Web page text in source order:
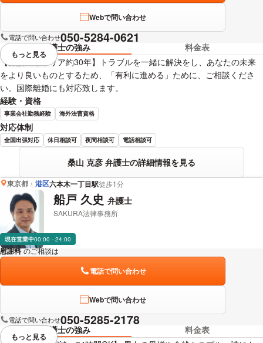
Webで問い合わせ
電話で問い合わせ050-5284-0621
弁護士の強み
料金表
【弁護士キャリア約30年】トラブルを一緒に解決をし、あなたの未来
をより良いものとするため、「有利に進める」ために、ご相談くださ
い。国際離婚にも対応致します。
経験・資格
事業会社勤務経験 海外法曹資格
対応体制
全国出張対応 休日相談可 夜間相談可 電話相談可
桑山 克彦 弁護士の詳細情報を見る
視覚的に省略されている要素を
もっと見る
東京都 港区六本木一丁目駅徒歩1分
船戸 久史 弁護士
SAKURA法律事務所
現在営業中00:00 - 24:00
慰謝料 のご相談は
電話で問い合わせ
Webで問い合わせ
電話で問い合わせ050-5285-2178
弁護士の強み
料金表
もっと見る